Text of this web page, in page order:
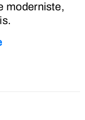
moderniste,